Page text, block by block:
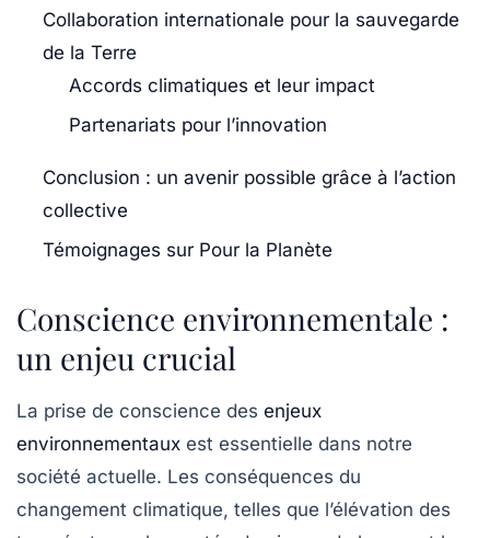
Collaboration internationale pour la sauvegarde
de la Terre
Accords climatiques et leur impact
Partenariats pour l’innovation
Conclusion : un avenir possible grâce à l’action
collective
Témoignages sur Pour la Planète
Conscience environnementale :
un enjeu crucial
La prise de conscience des enjeux
environnementaux est essentielle dans notre
société actuelle. Les conséquences du
changement climatique, telles que l’élévation des